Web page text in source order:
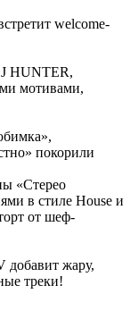
welcome-
HUNTER,
мотивами,
покорили
«Стерео
в стиле House и
от шеф-
жару,
треки!